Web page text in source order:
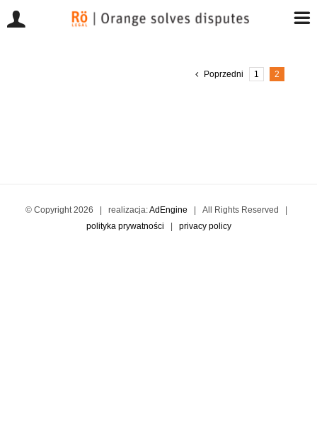
Poprzedni 1 2
© Copyright2026 | realizacja:AdEngine | All Rights Reserved |
polityka prywatności
privacy policy